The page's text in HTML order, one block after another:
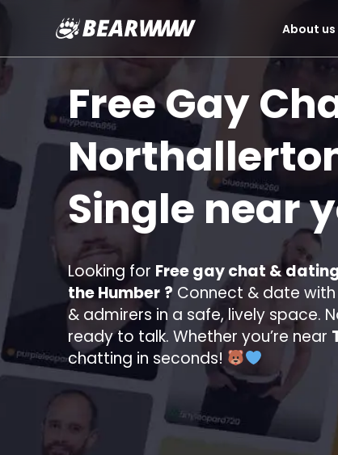
to
About us
Free Gay
Single near
Looking for Free gay chat &
the Humber ? Connect & date with
& admirers in a safe, lively space.
ready to talk. Whether you’re near
chatting in seconds!